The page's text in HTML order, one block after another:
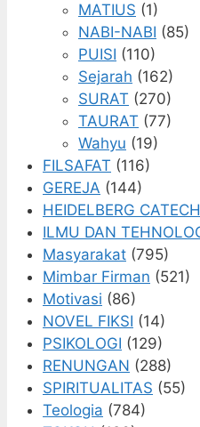
MATIUS (1)
NABI-NABI (85)
PUISI (110)
Sejarah (162)
SURAT (270)
TAURAT (77)
Wahyu (19)
FILSAFAT (116)
GEREJA (144)
HEIDELBERG
ILMU DAN
Masyarakat (795)
Mimbar Firman (521)
Motivasi (86)
NOVEL FIKSI (14)
PSIKOLOGI (129)
RENUNGAN (288)
SPIRITUALITAS (55)
Teologia (784)